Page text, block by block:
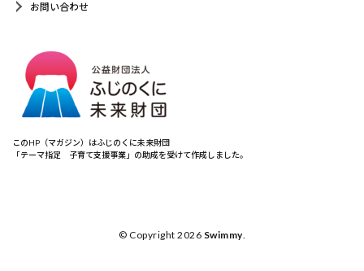
お問い合わせ
このHP（マガジン）はふじのくに未来財団
「テーマ指定 子育て支援事業」の助成を受けて作成しました。
© Copyright 2026 Swimmy.